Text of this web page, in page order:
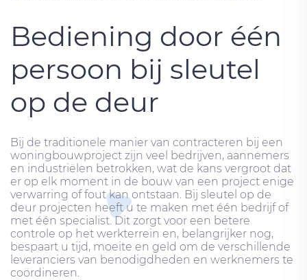
Bediening door één
persoon bij sleutel
op de deur
Bij de traditionele manier van contracteren bij een
woningbouwproject zijn veel bedrijven, aannemers
en industriëlen betrokken, wat de kans vergroot dat
er op elk moment in de bouw van een project enige
verwarring of fout kan ontstaan. Bij sleutel op de
deur projecten heeft u te maken met één bedrijf of
met één specialist. Dit zorgt voor een betere
controle op het werkterrein en, belangrijker nog,
bespaart u tijd, moeite en geld om de verschillende
leveranciers van benodigdheden en werknemers te
coördineren.